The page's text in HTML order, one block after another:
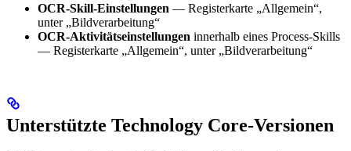
OCR-Skill-Einstellungen — Registerkarte „Allgemein“,
unter „Bildverarbeitung“
OCR-Aktivitätseinstellungen innerhalb eines Process-Skills
— Registerkarte „Allgemein“, unter „Bildverarbeitung“
Unterstützte Technology Core-Versionen